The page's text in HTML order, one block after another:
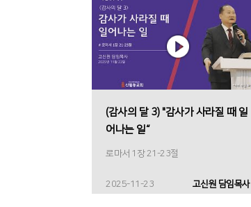
(감사의 달 3) "감사가 사라질 때 일
어나는 일“
로마서 1장 21-23절
2025-11-23 고신원 담임목사